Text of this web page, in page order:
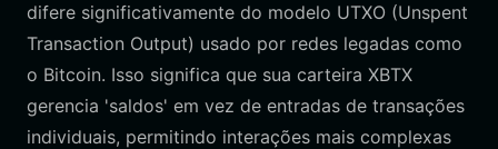
difere significativamente do modelo UTXO (Unspent
Transaction Output) usado por redes legadas como
o Bitcoin. Isso significa que sua carteira XBTX
gerencia 'saldos' em vez de entradas de transações
individuais, permitindo interações mais complexas